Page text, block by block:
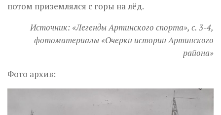
потом приземлялся с горы на лёд.
Источник: «Легенды Артинского спорта», с. 3-4,
фотоматериалы «Очерки истории Артинского
района»
Фото архив: